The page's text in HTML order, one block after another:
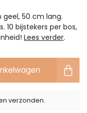
geel, 50 cm lang.
bijstekers per bos,
Lees verder.
verzonden.